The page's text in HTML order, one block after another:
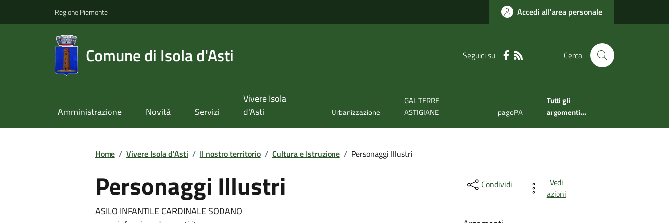
Regione Piemonte Accedi all'area personale
Comune di Isola d'Asti Seguici su Cerca
Amministrazione Novità Servizi
Vivere Isola
d'Asti
Urbanizzazione
GAL TERRE
ASTIGIANE
pagoPA
Tutti gli
argomenti...
Home / Vivere Isola d'Asti / Il nostro territorio / Cultura e Istruzione / Personaggi Illustri
Personaggi Illustri
ASILO INFANTILE CARDINALE SODANO
Condividi
Vedi
azioni